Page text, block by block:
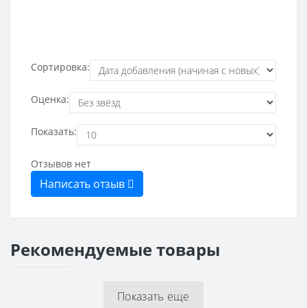
Сортировка:
Оценка:
Показать:
Отзывов нет
Написать отзыв
Рекомендуемые товары
Показать еще